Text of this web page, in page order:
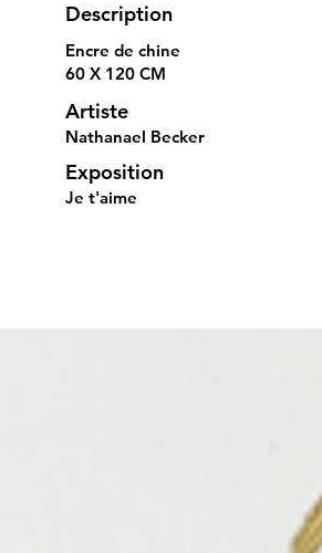
Description
Encre de chine
60 X 120 CM
Artiste
Nathanael Becker
Exposition
Je t'aime